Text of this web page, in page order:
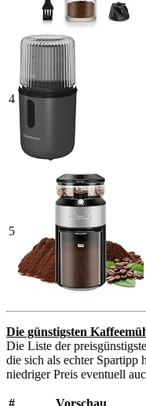
4
5
Die günstigsten
Die Liste der
die sich als echter Spartipp
niedriger Preis eventuell
# Vorschau